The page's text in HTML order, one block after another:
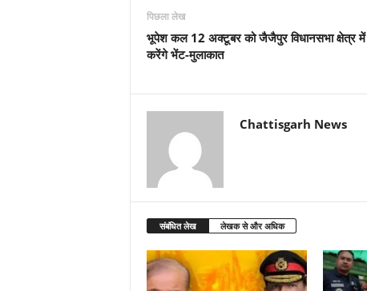
पिछला लेख
भूपेश कल 12 अक्टूबर को जैजैपुर विधानसभा क्षेत्र में
करेंगे भेंट-मुलाकात
Chattisgarh News
संबंधित लेख लेखक से और अधिक